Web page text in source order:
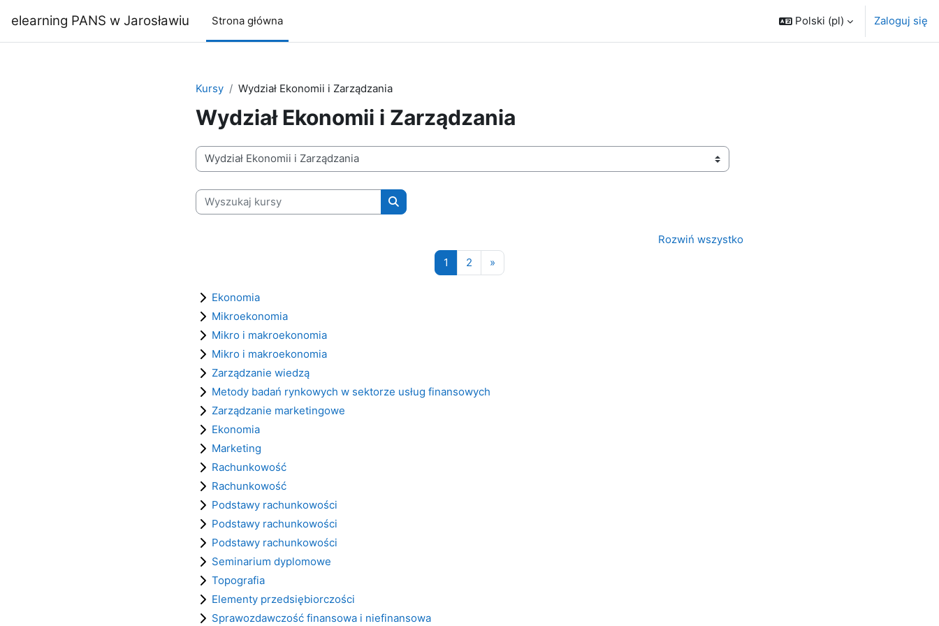
elearning PANS w Jarosławiu Strona główna Polski ‎(pl)‎ Zaloguj się
Kursy Wydział Ekonomii i Zarządzania
Wydział Ekonomii i Zarządzania
Kategorie kursów
Wyszukaj kursy
Wyszukaj kursy
Rozwiń wszystko
1 Strona 1
2 Strona 2
»
Ekonomia
Mikroekonomia
Mikro i makroekonomia
Mikro i makroekonomia
Zarządzanie wiedzą
Metody badań rynkowych w sektorze usług finansowych
Zarządzanie marketingowe
Ekonomia
Marketing
Rachunkowość
Rachunkowość
Podstawy rachunkowości
Podstawy rachunkowości
Podstawy rachunkowości
Seminarium dyplomowe
Topografia
Elementy przedsiębiorczości
Sprawozdawczość finansowa i niefinansowa